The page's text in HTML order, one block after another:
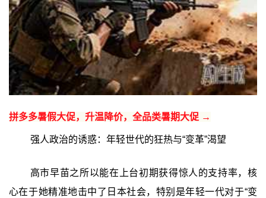
拼多多暑假大促，升温降价，全品类暑期大促 →
强人政治的诱惑：年轻世代的狂热与“变革”渴望
高市早苗之所以能在上台初期获得惊人的支持率，核
心在于她精准地击中了日本社会，特别是年轻一代对于“变